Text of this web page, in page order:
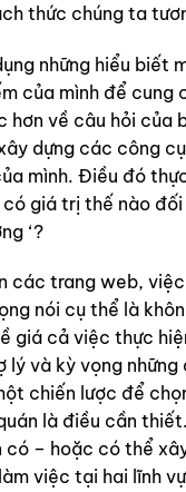
thức chúng ta
những hiểu biết
của mình để cung
hơn về câu hỏi của
dựng các công
mình. Điều đó
có giá trị thế nào
‘?
các trang web,
nói cụ thể là
giá cả việc thực
lý và kỳ vọng
chiến lược để
là điều cần
có – hoặc có thể
việc tại hai lĩnh